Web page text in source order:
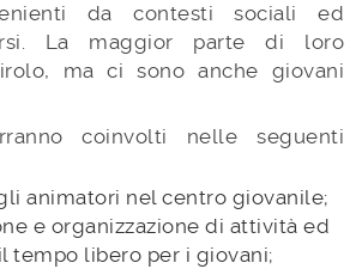
da contesti sociali ed
La maggior parte di loro
ma ci sono anche giovani
coinvolti nelle seguenti
animatori nel centro giovanile;
e organizzazione di attività ed
tempo libero per i giovani;